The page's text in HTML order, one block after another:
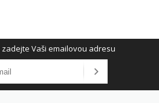
Vaši emailovou adresu